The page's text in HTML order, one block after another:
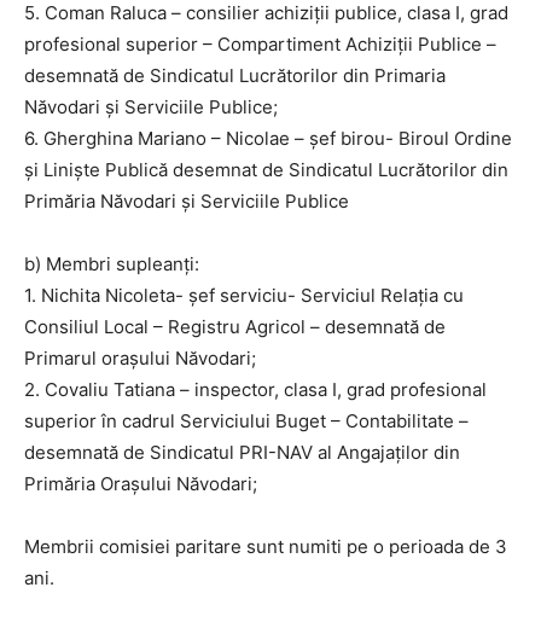
5. Coman Raluca – consilier achiziții publice, clasa I, grad
profesional superior – Compartiment Achiziții Publice –
desemnată de Sindicatul Lucrătorilor din Primaria
Năvodari și Serviciile Publice;
6. Gherghina Mariano – Nicolae – șef birou- Biroul Ordine
și Liniște Publică desemnat de Sindicatul Lucrătorilor din
Primăria Năvodari și Serviciile Publice
b) Membri supleanți:
1. Nichita Nicoleta- șef serviciu- Serviciul Relația cu
Consiliul Local – Registru Agricol – desemnată de
Primarul orașului Năvodari;
2. Covaliu Tatiana – inspector, clasa I, grad profesional
superior în cadrul Serviciului Buget – Contabilitate –
desemnată de Sindicatul PRI-NAV al Angajaților din
Primăria Orașului Năvodari;
Membrii comisiei paritare sunt numiti pe o perioada de 3
ani.